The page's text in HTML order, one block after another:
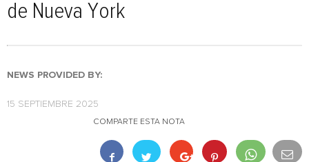
de Nueva York
NEWS PROVIDED BY:
15 SEPTIEMBRE 2025
COMPARTE ESTA NOTA